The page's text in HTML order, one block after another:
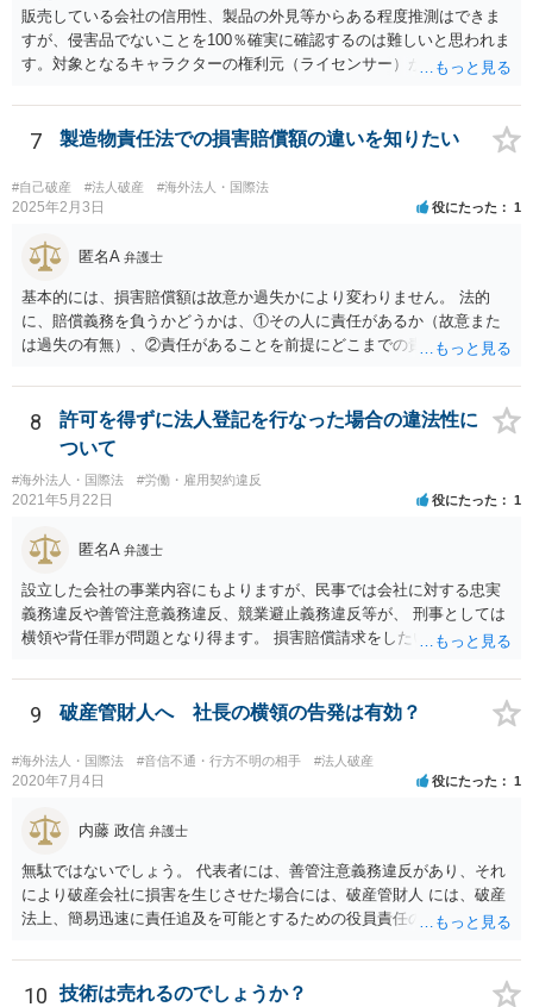
すので、本格的に争うことをお考えであれば、関連資料をお持ちのう
え、個別に弁護士にご相談をし、対策を立てていくべきと思慮いたし
ます。
販売している会社の信用性、製品の外見等からある程度推測はできま
すが、侵害品でないことを100％確実に確認するのは難しいと思われま
す。対象となるキャラクターの権利元（ライセンサー）がわかるので
頼し絵を作ってもらいそれを元に工場へ作成依頼などした場合」につ
いては、作ってもらった絵がオリジナルのものであれば問題はありま
せんが（ただし絵師などから権利を得ておく必要があります。）、既
存のキャラクターやそれに類似するものであれば、その権利元から許
諾を受けない限り著作権侵害となる可能性が高いです。
7 製造物責任法での損害賠償額の違いを知りたい
#自己破産 #法人破産 #海外法人・国際法
2025年2月3日 役にたった 1
匿名A 弁護士
基本的には、損害賠償額は故意か過失かにより変わりません。 法的
に、賠償義務を負うかどうかは、①その人に責任があるか（故意また
は過失の有無）、②責任があることを前提にどこまでの責任を負うべ
（厳密には、②の話の中で責任の範囲を問う過程で主観面も見るする
ので事案次第ではありますが。）。 また、海外での損害の発生の場合
には、まずどの法を適用するのかの問題があるので、どの国の損害で
生じた損害で、その問題に何法が適用されるのか、の判断が先行する
ので、事案聞かないことにはなんともといったところです。
8
許可を得ずに法人登記を行なった場合の違法性に
ついて
#海外法人・国際法 #労働・雇用契約違反
2021年5月22日 役にたった 1
匿名A 弁護士
設立した会社の事業内容にもよりますが、民事では会社に対する忠実
義務違反や善管注意義務違反、競業避止義務違反等が、 刑事としては
横領や背任罪が問題となり得ます。 損害賠償請求をしたいのか、刑事
等、ご希望によって進め方や必要な証拠が変わってきますので、速や
かにお近くの法律事務所に直接ご相談いただくことをおすすめいたし
9 破産管財人へ 社長の横領の告発は有効？
#海外法人・国際法 #音信不通・行方不明の相手 #法人破産
2020年7月4日 役にたった 1
内藤 政信 弁護士
無駄ではないでしょう。 代表者には、善管注意義務違反があり、それ
により破産会社に損害を生じさせた場合には、破産管財人 には、破産
法上、簡易迅速に責任追及を可能とするための役員責任の査定申立て
10 技術は売れるのでしょうか？